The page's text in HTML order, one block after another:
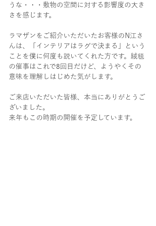
うな・・・敷物の空間に対する影響度の大き
さを感じます。
ラマザンをご紹介いただいたお客様のN江さ
んは、「インテリアはラグで決まる」という
ことを僕に何度も説いてくれた方です。絨毯
の催事はこれで8回目だけど、ようやくその
意味を理解しはじめた気がします。
ご来店いただいた皆様、本当にありがとうご
ざいました。
来年もこの時期の開催を予定しています。